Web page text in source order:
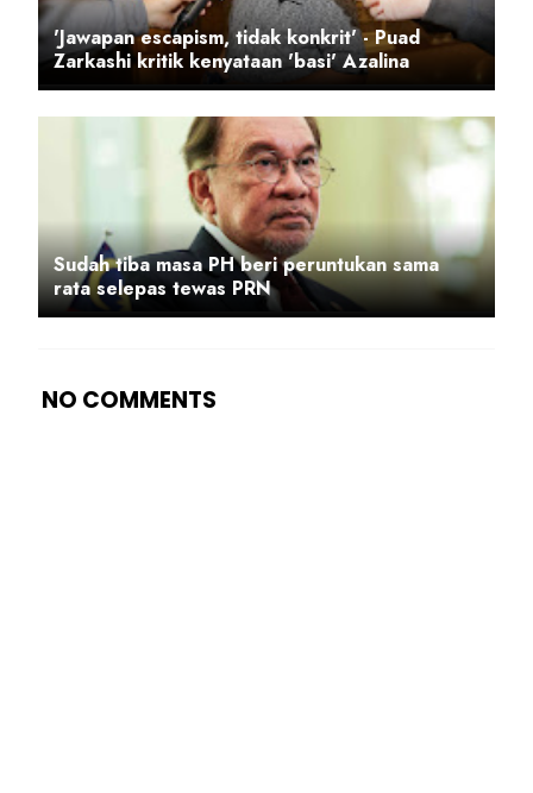
'Jawapan escapism, tidak konkrit' - Puad
Zarkashi kritik kenyataan 'basi' Azalina
Sudah tiba masa PH beri peruntukan sama
rata selepas tewas PRN
NO COMMENTS